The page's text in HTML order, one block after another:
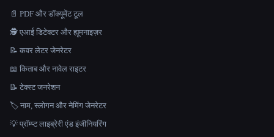
📄 PDF और डॉक्यूमेंट टूल
🕵️ एआई डिटेक्टर और ह्यूमनाइज़र
📝 कवर लेटर जेनरेटर
📖 किताब और नावेल राइटर
📝 टेक्स्ट जनरेशन
🏷️ नाम, स्लोगन और नेमिंग जेनरेटर
💡 प्रॉम्प्ट लाइब्रेरी एंड इंजीनियरिंग